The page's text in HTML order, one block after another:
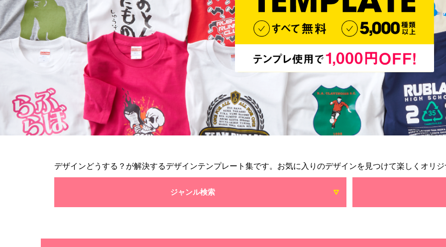
デザインどうする？が解決するデザインテンプレート集です。お気に入りのデザインを見つけて楽しくオリ
ジャンル検索